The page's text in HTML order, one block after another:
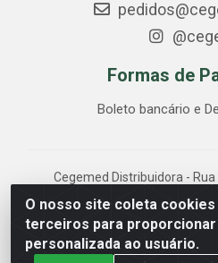
O nosso site coleta
terceiros para
personalizada ao usuário.
Formas de
Boleto bancário e
Cegemed Distribuidora -
Curitiba/PR - CEP 80.630-050